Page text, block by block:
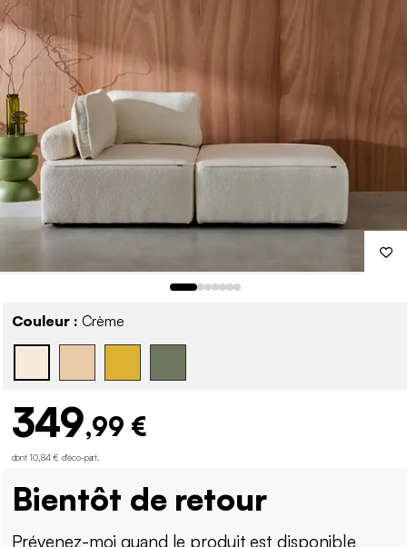
Couleur : Crème
349,99 €
dont 10,84 € d'éco-part
Bientôt de retour
Prévenez-moi quand le produit est disponible